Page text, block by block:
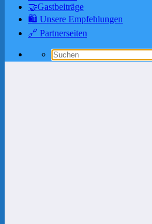
🤝Gastbeiträge
🛍️ Unsere Empfehlungen
🔗 Partnerseiten